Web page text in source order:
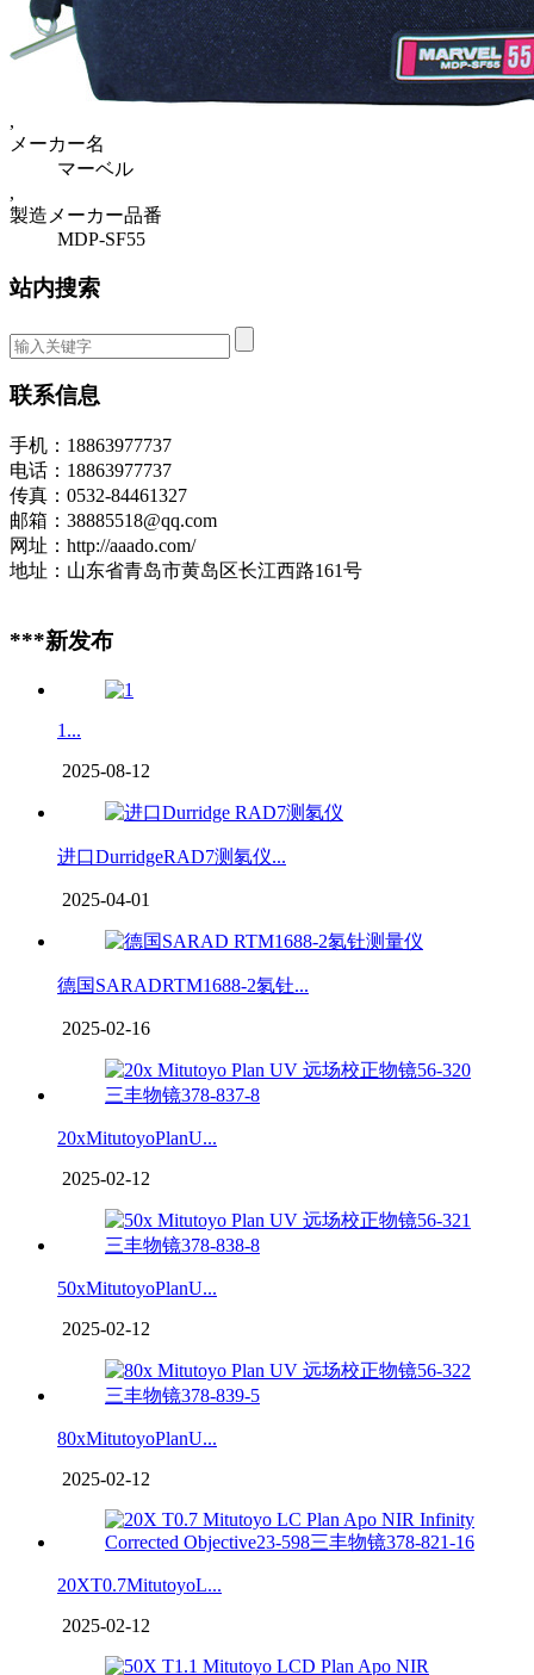
,
メーカー名
マーベル
,
製造メーカー品番
MDP-SF55
站内搜索
联系信息
手机：18863977737
电话：18863977737
传真：0532-84461327
邮箱：38885518@qq.com
网址：http://aaado.com/
地址：山东省青岛市黄岛区长江西路161号
***新发布
1...
2025-08-12
进口DurridgeRAD7测氡仪...
2025-04-01
德国SARADRTM1688-2氡钍...
2025-02-16
20xMitutoyoPlanU...
2025-02-12
50xMitutoyoPlanU...
2025-02-12
80xMitutoyoPlanU...
2025-02-12
20XT0.7MitutoyoL...
2025-02-12